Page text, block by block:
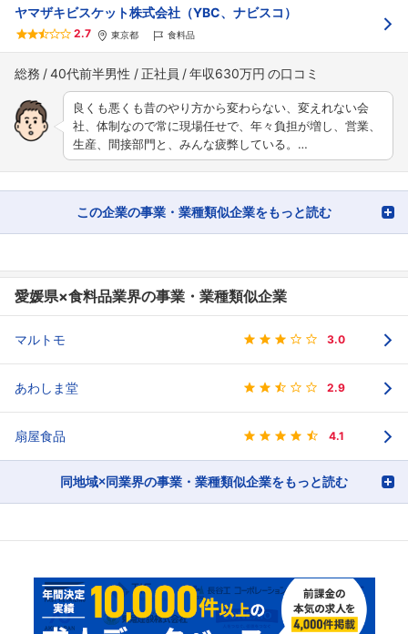
ヤマザキビスケット株式会社（YBC、ナビスコ）
2.7 東京都 食料品
総務 40代前半男性 正社員 年収630万円
良くも悪くも昔のやり方から変わらない、変えれない会
社、体制なので常に現場任せで、年々負担が増し、営業、
生産、間接部門と、みんな疲弊している。…
この企業の事業・業種類似企業をもっと読む
愛媛県×食料品業界の事業・業種類似企業
マルトモ 3.0
あわしま堂 2.9
扇屋食品 4.1
同地域×同業界の事業・業種類似企業をもっと読む